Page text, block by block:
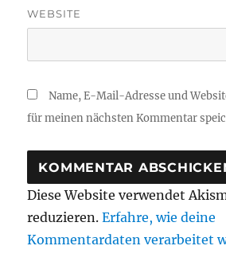
WEBSITE
Name, E-Mail-Adresse und
für meinen nächsten Kommentar
Diese Website verwendet
reduzieren.Erfahre, wie deine
Kommentardaten verarbeitet